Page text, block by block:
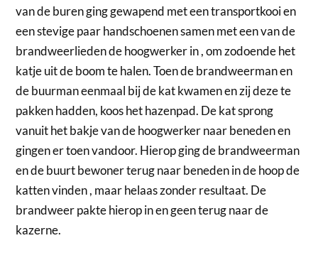
van de buren ging gewapend met een transportkooi en
een stevige paar handschoenen samen met een van de
brandweerlieden de hoogwerker in , om zodoende het
katje uit de boom te halen. Toen de brandweerman en
de buurman eenmaal bij de kat kwamen en zij deze te
pakken hadden, koos het hazenpad. De kat sprong
vanuit het bakje van de hoogwerker naar beneden en
gingen er toen vandoor. Hierop ging de brandweerman
en de buurt bewoner terug naar beneden in de hoop de
katten vinden , maar helaas zonder resultaat. De
brandweer pakte hierop in en geen terug naar de
kazerne.